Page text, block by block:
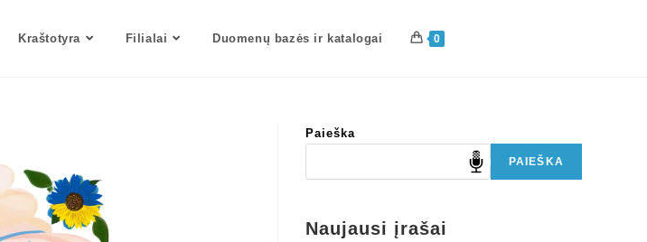
Kraštotyra Filialai Duomenų bazės ir katalogai 0
Paieška
PAIEŠKA
Naujausi įrašai